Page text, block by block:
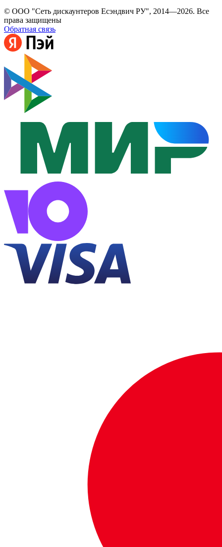
© ООО "Сеть дискаунтеров Есэндвич РУ", 2014—2026. Все
права защищены
Обратная связь